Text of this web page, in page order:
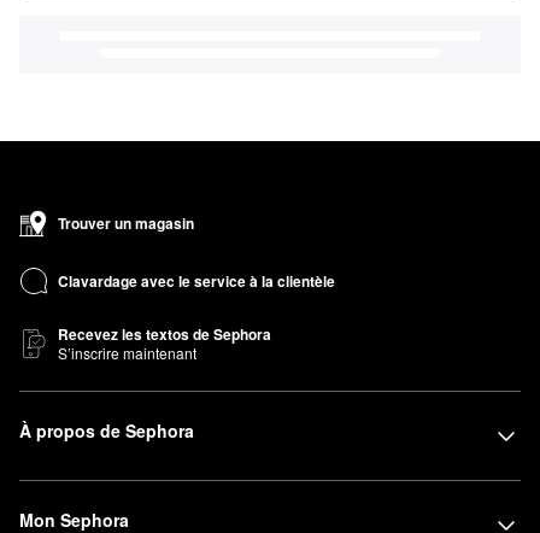
Trouver un magasin
Clavardage avec le service à la clientèle
Recevez les textos de Sephora
S’inscrire maintenant
À propos de Sephora
Mon Sephora